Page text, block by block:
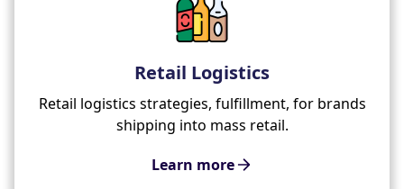
Retail Logistics
Retail logistics strategies, fulfillment, for brands
shipping into mass retail.
Learn more